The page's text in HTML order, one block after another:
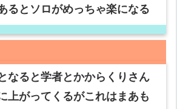
るとソロがめっちゃ楽になる
なると学者とかからくりさん
上がってくるがこれはまあも